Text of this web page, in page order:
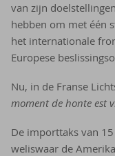
van zijn
hebben om met één
het internationale
Europese
Nu, in de Franse
moment de honte est
De importtaks van
weliswaar de